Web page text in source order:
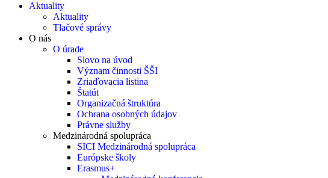
Aktuality
Aktuality
Tlačové správy
O nás
O úrade
Slovo na úvod
Význam činnosti ŠŠI
Zriaďovacia listina
Štatút
Organizačná štruktúra
Ochrana osobných údajov
Právne služby
Medzinárodná spolupráca
SICI Medzinárodná spolupráca
Európske školy
Erasmus+